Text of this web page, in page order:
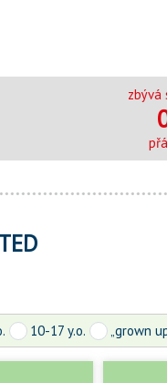
10-17 y.o. „grown